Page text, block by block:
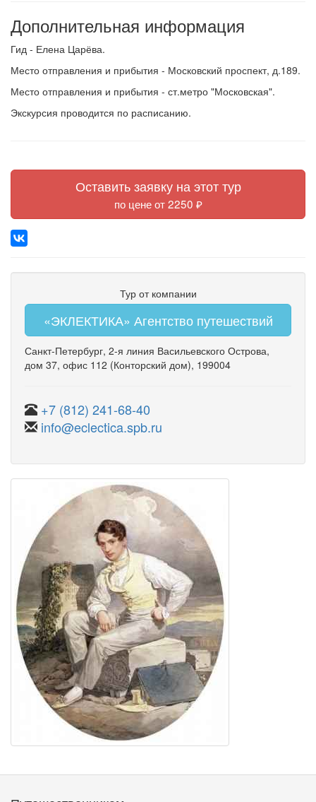
Дополнительная информация
Гид - Елена Царёва.
Место отправления и прибытия - Московский проспект, д.189.
Место отправления и прибытия - ст.метро "Московская".
Экскурсия проводится по расписанию.
Оставить заявку на этот тур
по цене от 2250 ₽
Тур от компании
«ЭКЛЕКТИКА» Агентство путешествий
Санкт-Петербург, 2-я линия Васильевского Острова,
дом 37, офис 112 (Конторский дом), 199004
+7 (812) 241-68-40
info@eclectica.spb.ru